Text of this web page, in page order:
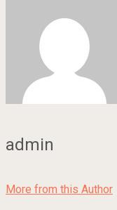
admin
More from this Author